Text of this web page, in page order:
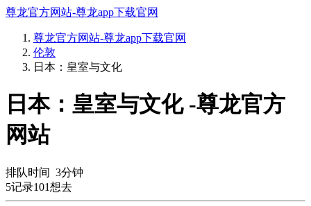
尊龙官方网站-尊龙app下载官网
尊龙官方网站-尊龙app下载官网
伦敦
日本：皇室与文化
日本：皇室与文化 -尊龙官方
网站
排队时间 3分钟
5记录101想去